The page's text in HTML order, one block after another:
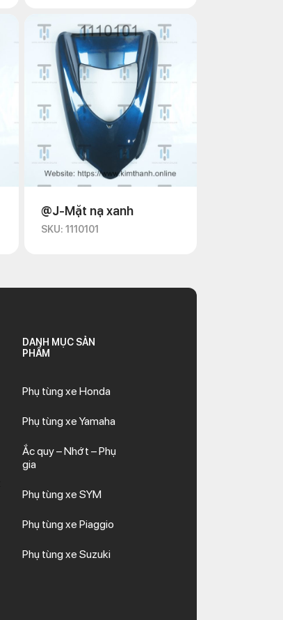
@J-Mặt nạ xanh
SKU: 1110101
DANH MỤC SẢN
PHẨM
Phụ tùng xe Honda
Phụ tùng xe Yamaha
Ắc quy – Nhớt – Phụ
gia
Phụ tùng xe SYM
Phụ tùng xe Piaggio
Phụ tùng xe Suzuki